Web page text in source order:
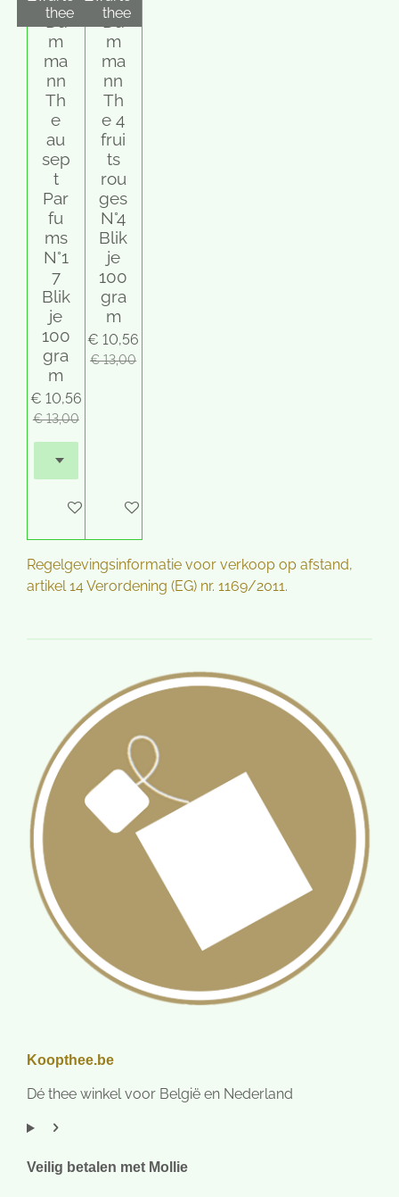
t
thee
Da
m
ma
nn
Th
e
au
sep
t
Par
fu
ms
N°1
7
Blik
je
100
gra
m
€ 10,56
€ 13,00
In winkelwagen
thee
Da
m
ma
nn
Th
e 4
frui
ts
rou
ges
N°4
Blik
je
100
gra
m
€ 10,56
€ 13,00
In winkelwagen
Regelgevingsinformatie voor verkoop op afstand,
artikel 14 Verordening (EG) nr. 1169/2011.
Koopthee.be
Dé thee winkel voor België en Nederland
Veilig betalen met Mollie